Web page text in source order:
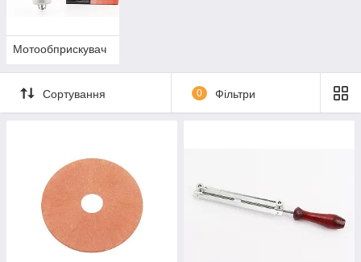
Мотообприскувач
Сортування 0 Фільтри